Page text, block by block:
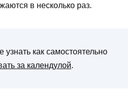
в несколько раз.
как самостоятельно
за календулой.